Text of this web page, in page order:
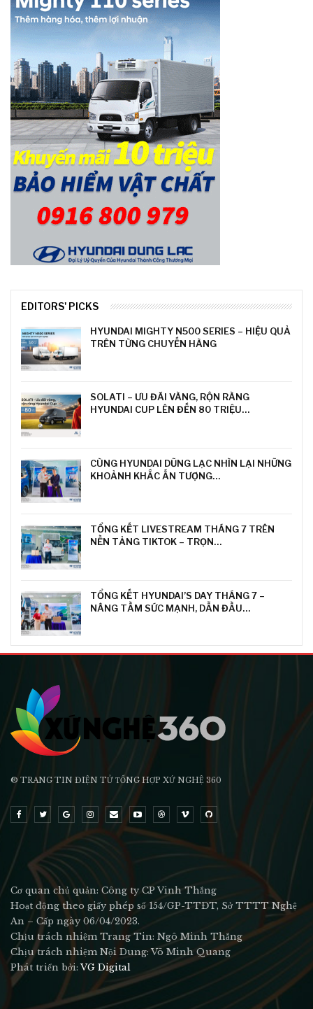
EDITORS' PICKS
HYUNDAI MIGHTY N500 SERIES – HIỆU QUẢ
TRÊN TỪNG CHUYẾN HÀNG
SOLATI – ƯU ĐÃI VÀNG, RỘN RÀNG
HYUNDAI CUP LÊN ĐẾN 80 TRIỆU…
CÙNG HYUNDAI DŨNG LẠC NHÌN LẠI NHỮNG
KHOẢNH KHẮC ẤN TƯỢNG…
TỔNG KẾT LIVESTREAM THÁNG 7 TRÊN
NỀN TẢNG TIKTOK – TRỌN…
TỔNG KẾT HYUNDAI’S DAY THÁNG 7 –
NÂNG TẦM SỨC MẠNH, DẪN ĐẦU…
® TRANG TIN ĐIỆN TỬ ТỔNG HỢP XỨ NGHỆ 360
Cơ quan chủ quản: Công ty CP Vinh Thắng
Hoạt động theo giấy phép số 154/GP-TTĐT, Sở TTTT Nghệ
An – Cấp ngày 06/04/2023.
Chịu trách nhiệm Trang Tin: Ngô Minh Thắng
Chịu trách nhiệm Nội Dung: Võ Minh Quang
Phát triển bởi:VG Digital